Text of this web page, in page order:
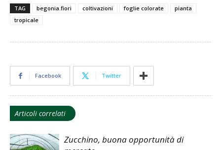
TAG begonia.fiori coltivazioni foglie colorate
pianta
tropicale
Facebook Twitter
Articoli correlati
Zucchino, buona opportunità di